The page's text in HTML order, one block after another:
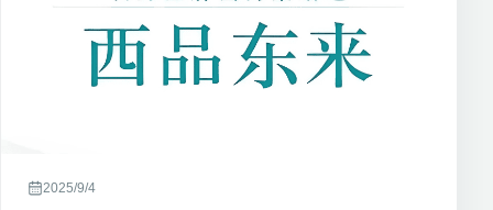
2025/9/4